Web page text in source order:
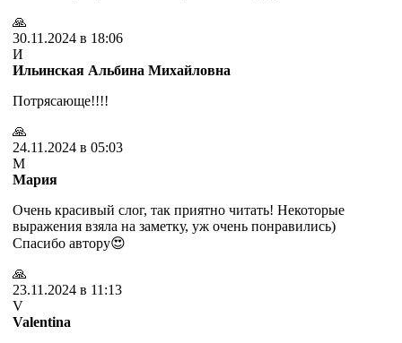
🙏
30.11.2024 в 18:06
И
Ильинская Альбина Михайловна
Потрясающе!!!!
🙏
24.11.2024 в 05:03
М
Мария
Очень красивый слог, так приятно читать! Некоторые
выражения взяла на заметку, уж очень понравились)
Спасибо автору😍
🙏
23.11.2024 в 11:13
V
Valentina